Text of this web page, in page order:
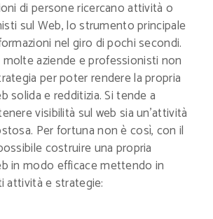
di persone ricercano attività o
sul Web, lo strumento principale
nel giro di pochi secondi.
aziende e professionisti non
per poter rendere la propria
solida e redditizia. Si tende a
visibilità sul web sia un’attività
Per fortuna non è così, con il
costruire una propria
in modo efficace mettendo in
attività e strategie: